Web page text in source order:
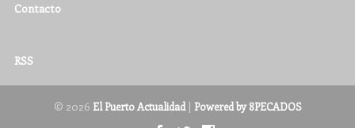
Contacto
RSS
© 2026 El Puerto Actualidad| Powered by 8PECADOS